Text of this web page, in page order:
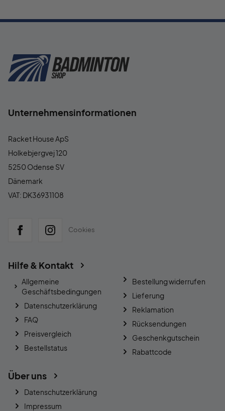
Unternehmensinformationen
Racket House ApS
Holkebjergvej 120
5250 Odense SV
Dänemark
VAT: DK36931108
Cookies
Hilfe & Kontakt
Allgemeine
Geschäftsbedingungen
Datenschutzerklärung
FAQ
Preisvergleich
Bestellstatus
Bestellung widerrufen
Lieferung
Reklamation
Rücksendungen
Geschenkgutschein
Rabattcode
Über uns
Datenschutzerklärung
Impressum